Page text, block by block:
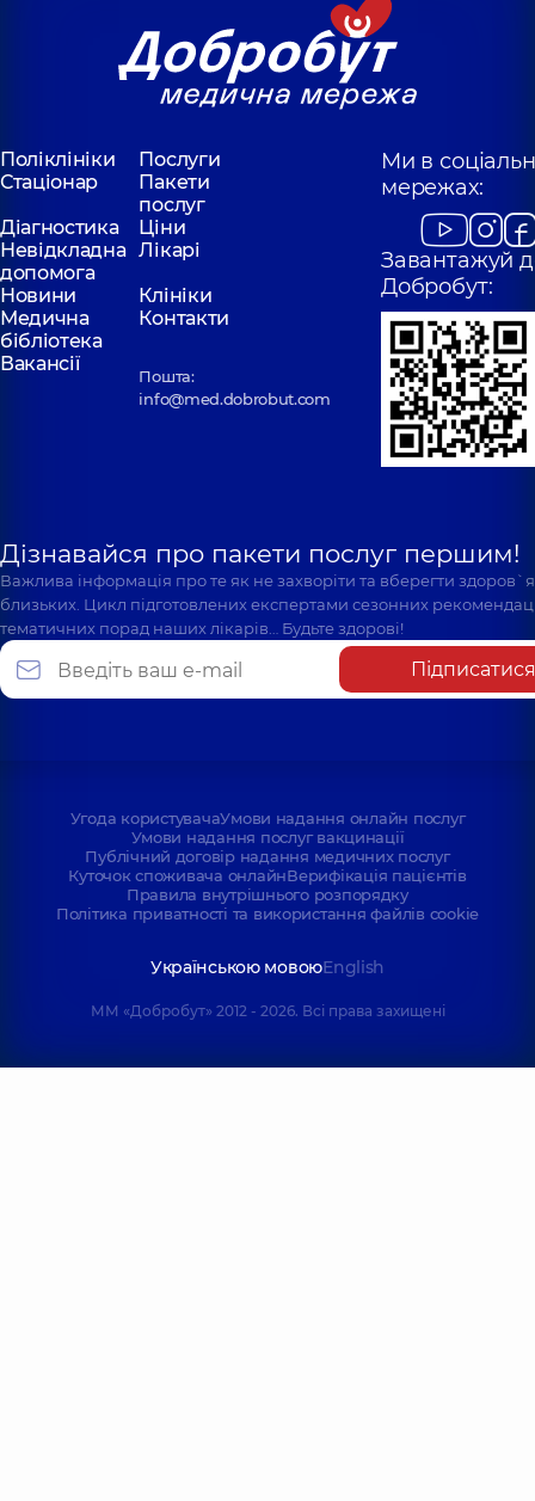
Медичний Центр
«Добробут» для
Святошині
Поліклінікавул.
Святошинська, 3-Б, м.
Медичний
Позняках
Поліклініка
Драгоманова, 21-
Київ
Поліклініки
Послуги
Стаціонар
Пакети
послуг
Діагностика
Ціни
Невідкладна
допомога
Лікарі
Новини
Клініки
Медична
бібліотека
Контакти
Вакансії
Пошта:
info@med.dobrobut.com
Ми в
мережах:
Завантажуй
Добробут:
Дізнавайся про пакети послуг першим!
Важлива інформація про те як не захворіти та вберегти
близьких. Цикл підготовлених експертами сезонних
тематичних порад наших лікарів… Будьте здорові!
Підписатися
Угода користувачаУмови надання онлайн послуг
Умови надання послуг вакцинації
Публічний договір надання медичних послуг
Куточок споживача онлайнВерифікація пацієнтів
Правила внутрішнього розпорядку
Політика приватності та використання файлів cookie
Українською мовоюEnglish
ММ «Добробут» 2012 - 2026. Всі права захищені